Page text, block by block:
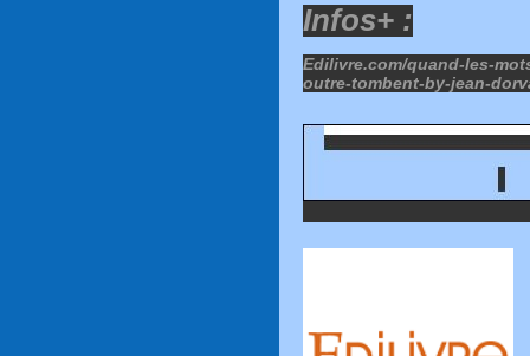
Infos+ :
Edilivre.com/quand-les-
outre-tombent-by-jean-